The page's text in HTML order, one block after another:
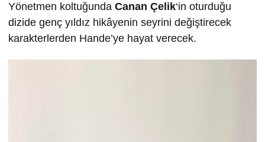
Yönetmen koltuğunda Canan Çelik‘in oturduğu
dizide genç yıldız hikâyenin seyrini değiştirecek
karakterlerden Hande’ye hayat verecek.